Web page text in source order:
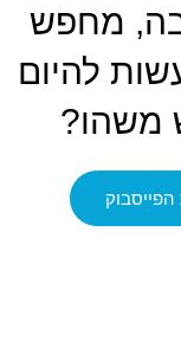
מחפש
להיום
משהו?